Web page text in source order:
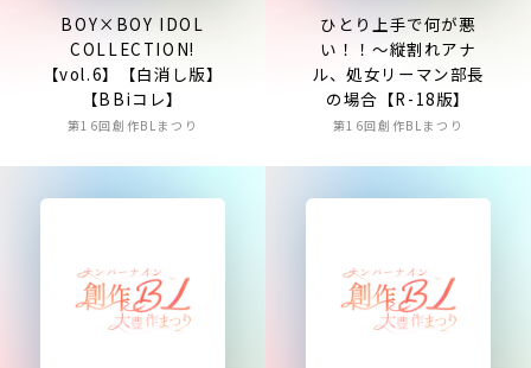
BOY×BOY IDOL
COLLECTION!
【vol.6】【白消し版】
【BBiコレ】
第16回創作BLまつり
ひとり上手で何が悪
い！！～縦割れアナ
ル、処女リーマン部長
の場合【R-18版】
第16回創作BLまつり